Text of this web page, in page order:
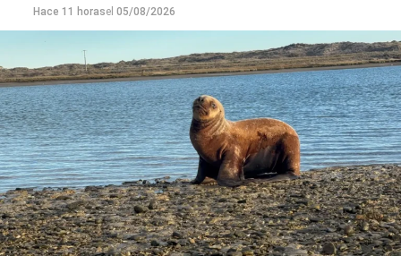
Las gestiones ante el BID comprenden un crédito de
85 millones de dólares destinado a ampliar la
producción, incorporar nuevas áreas bajo riegoy
fortalecer la capacidad de la provincia para enfrentar los
Hace 11 horasel 05/08/2026